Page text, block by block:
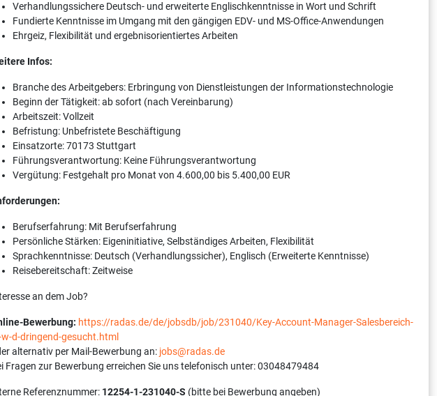
Verhandlungssichere Deutsch- und erweiterte Englischkenntnisse in Wort und Schrift
Fundierte Kenntnisse im Umgang mit den gängigen EDV- und MS-Office-Anwendungen
Ehrgeiz, Flexibilität und ergebnisorientiertes Arbeiten
Infos:
Branche des Arbeitgebers: Erbringung von Dienstleistungen der Informationstechnologie
Beginn der Tätigkeit: ab sofort (nach Vereinbarung)
Arbeitszeit: Vollzeit
Befristung: Unbefristete Beschäftigung
Einsatzorte: 70173 Stuttgart
Führungsverantwortung: Keine Führungsverantwortung
Vergütung: Festgehalt pro Monat von 4.600,00 bis 5.400,00 EUR
Berufserfahrung: Mit Berufserfahrung
Persönliche Stärken: Eigeninitiative, Selbständiges Arbeiten, Flexibilität
Sprachkenntnisse: Deutsch (Verhandlungssicher), Englisch (Erweiterte Kenntnisse)
Reisebereitschaft: Zeitweise
an dem Job?
Bewerbung: https://radas.de/de/jobsdb/job/231040/Key-Account-Manager-Salesbereich-
w-d-dringend-gesucht.html
alternativ per Mail-Bewerbung an: jobs@radas.de
Fragen zur Bewerbung erreichen Sie uns telefonisch unter: 03048479484
Referenznummer: 12254-1-231040-S (bitte bei Bewerbung angeben)